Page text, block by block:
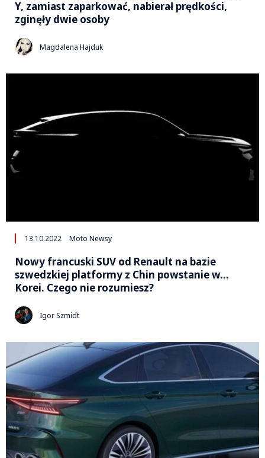
Y, zamiast zaparkować, nabierał prędkości,
zginęły dwie osoby
Magdalena Hajduk
13.10.2022 Moto Newsy
Nowy francuski SUV od Renault na bazie
szwedzkiej platformy z Chin powstanie w…
Korei. Czego nie rozumiesz?
Igor Szmidt